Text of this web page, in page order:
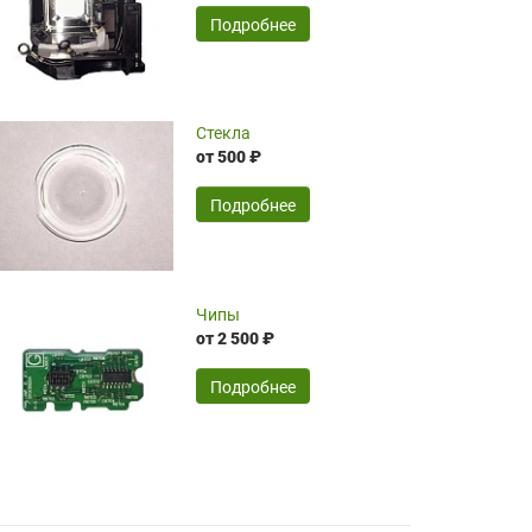
временные затраты по достаточно
оптимизированной стоимости, чему
чрезмерно благодарны!)))
SERGEY FOURSOV,24.04.2026
широкий ассортимент ламп, как оригиналов,
так и аналогов.Быстрое оформление и
передача в доставку, приемлемые цены. Мне
понравилось.
Читать полностью
16.04.2026
Подробнее
Стекла
от 500 ₽
Подробнее
Чипы
от 2 500 ₽
Подробнее